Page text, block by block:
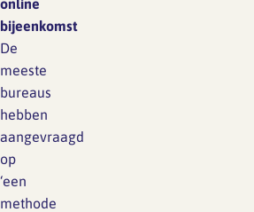
online
bijeenkomst
De
meeste
bureaus
hebben
aangevraagd
op
‘een
methode